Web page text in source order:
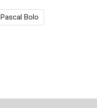
Pascal Bolo